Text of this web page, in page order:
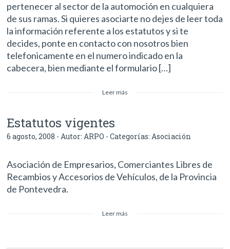
pertenecer al sector de la automoción en cualquiera
de sus ramas. Si quieres asociarte no dejes de leer toda
la información referente a los estatutos y si te
decides, ponte en contacto con nosotros bien
telefonicamente en el numero indicado en la
cabecera, bien mediante el formulario […]
Leer más
Estatutos vigentes
6 agosto, 2008 - Autor:ARPO - Categorías:Asociación
Asociación de Empresarios, Comerciantes Libres de
Recambios y Accesorios de Vehículos, de la Provincia
de Pontevedra.
Leer más